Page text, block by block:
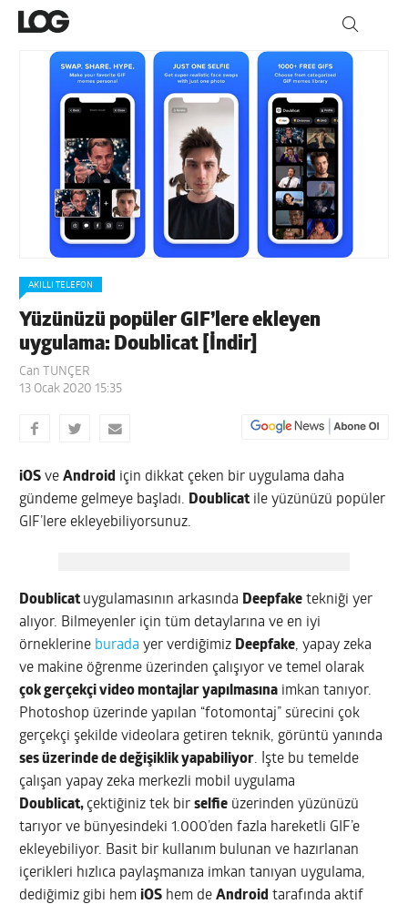
AKILLI TELEFON
Yüzünüzü popüler GIF’lere ekleyen
uygulama: Doublicat [İndir]
Can TUNÇER
13 Ocak 2020 15:35
iOS veAndroid için dikkat çeken bir uygulama daha
gündeme gelmeye başladı. Doublicat ile yüzünüzü popüler
GIF’lere ekleyebiliyorsunuz.
Doublicat uygulamasının arkasında Deepfake tekniği yer
alıyor. Bilmeyenler için tüm detaylarına ve en iyi
örneklerine burada yer verdiğimiz Deepfake, yapay zeka
ve makine öğrenme üzerinden çalışıyor ve temel olarak
çok gerçekçi video montajlar yapılmasına imkan tanıyor.
Photoshop üzerinde yapılan “fotomontaj” sürecini çok
gerçekçi şekilde videolara getiren teknik, görüntü yanında
ses üzerinde de değişiklik yapabiliyor. İşte bu temelde
çalışan yapay zeka merkezli mobil uygulama
Doublicat, çektiğiniz tek birselfie üzerinden yüzünüzü
tarıyor ve bünyesindeki 1.000’den fazla hareketli GIF’e
ekleyebiliyor. Basit bir kullanım bulunan ve hazırlanan
içerikleri hızlıca paylaşmanıza imkan tanıyan uygulama,
dediğimiz gibi hemiOS hem deAndroid tarafında aktif